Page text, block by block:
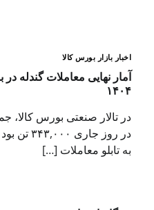
اخبار بازار بورس کالا
۱۴۰۴
در تالار صنعتی بورس کالا،
به تابلو معاملات […]